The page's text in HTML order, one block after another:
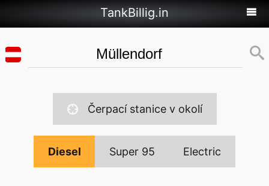
TankBillig.in
Čerpací stanice v okolí
Diesel Super 95 Electric